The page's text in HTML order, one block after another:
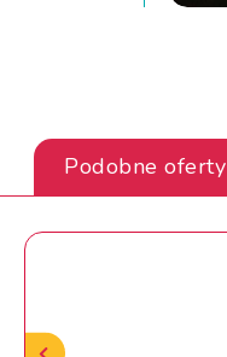
Podobne oferty